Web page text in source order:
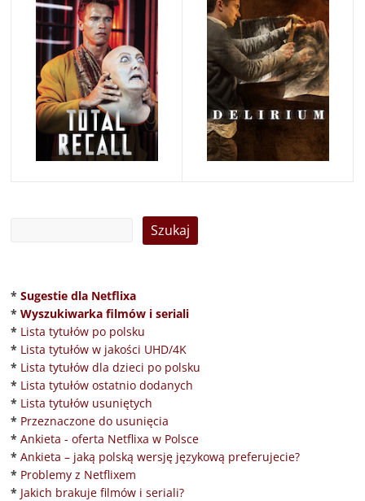
* Sugestie dla Netflixa
* Wyszukiwarka filmów i seriali
* Lista tytułów po polsku
* Lista tytułów w jakości UHD/4K
* Lista tytułów dla dzieci po polsku
* Lista tytułów ostatnio dodanych
* Lista tytułów usuniętych
* Przeznaczone do usunięcia
* Ankieta - oferta Netflixa w Polsce
* Ankieta – jaką polską wersję językową preferujecie?
* Problemy z Netflixem
* Jakich brakuje filmów i seriali?